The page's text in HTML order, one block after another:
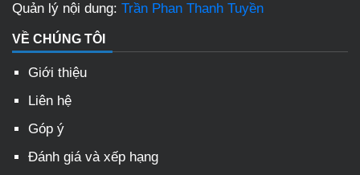
Quản lý nội dung: Trần Phan Thanh Tuyền
VỀ CHÚNG TÔI
Giới thiệu
Liên hệ
Góp ý
Đánh giá và xếp hạng